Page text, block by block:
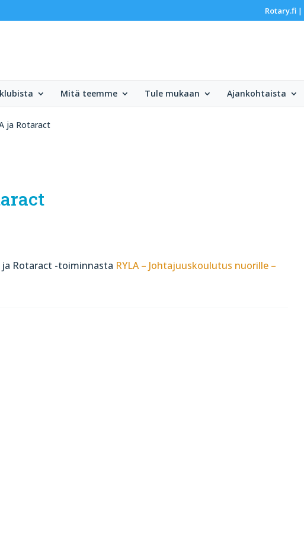
Rotary.fi|
Mitä teemme Tule mukaan Ajankohtaista
ja Rotaract
ja Rotaract -toiminnasta RYLA – Johtajuuskoulutus nuorille –